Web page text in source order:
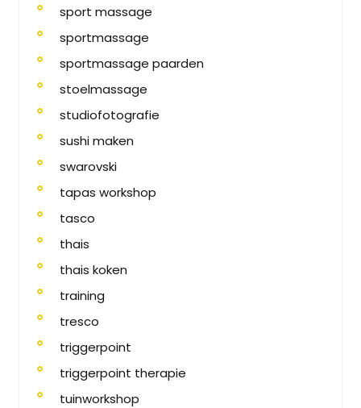
sport massage
sportmassage
sportmassage paarden
stoelmassage
studiofotografie
sushi maken
swarovski
tapas workshop
tasco
thais
thais koken
training
tresco
triggerpoint
triggerpoint therapie
tuinworkshop